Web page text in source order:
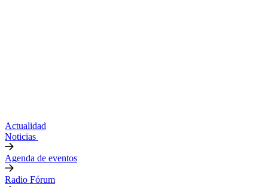
Actualidad
Noticias
Agenda de eventos
Radio Fórum